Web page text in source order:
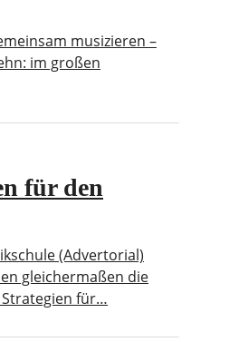
musizieren –
im großen
für den
(Advertorial)
gleichermaßen die
für…